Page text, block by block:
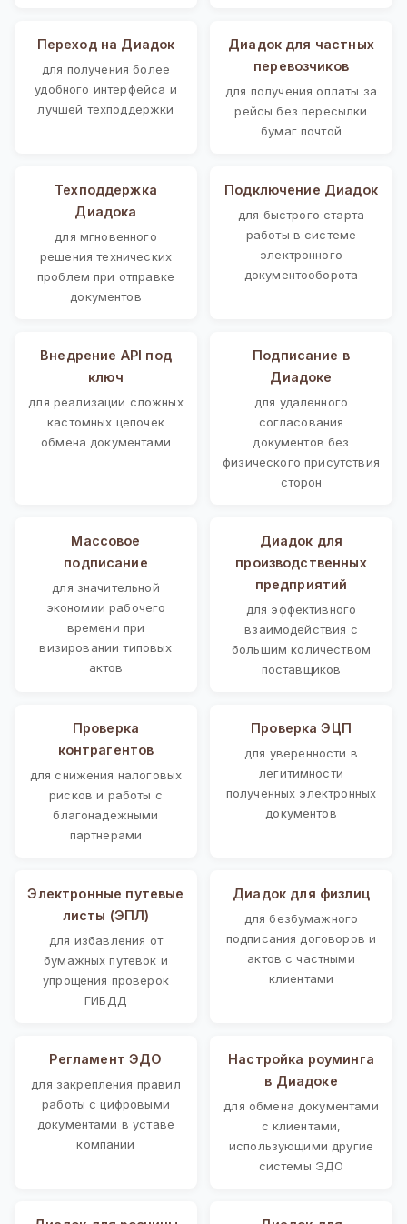
Переход на Диадок
для получения более
удобного интерфейса и
лучшей техподдержки
Диадок для частных
перевозчиков
для получения оплаты за
рейсы без пересылки
бумаг почтой
Техподдержка
Диадока
для мгновенного
решения технических
проблем при отправке
документов
Подключение Диадок
для быстрого старта
работы в системе
электронного
документооборота
Внедрение API под
ключ
для реализации сложных
кастомных цепочек
обмена документами
Подписание в
Диадоке
для удаленного
согласования
документов без
физического присутствия
сторон
Массовое
подписание
для значительной
экономии рабочего
времени при
визировании типовых
актов
Диадок для
производственных
предприятий
для эффективного
взаимодействия с
большим количеством
поставщиков
Проверка
контрагентов
для снижения налоговых
рисков и работы с
благонадежными
партнерами
Проверка ЭЦП
для уверенности в
легитимности
полученных электронных
документов
Электронные путевые
листы (ЭПЛ)
для избавления от
бумажных путевок и
упрощения проверок
ГИБДД
Диадок для физлиц
для безбумажного
подписания договоров и
актов с частными
клиентами
Регламент ЭДО
для закрепления правил
работы с цифровыми
документами в уставе
компании
Настройка роуминга
в Диадоке
для обмена документами
с клиентами,
использующими другие
системы ЭДО